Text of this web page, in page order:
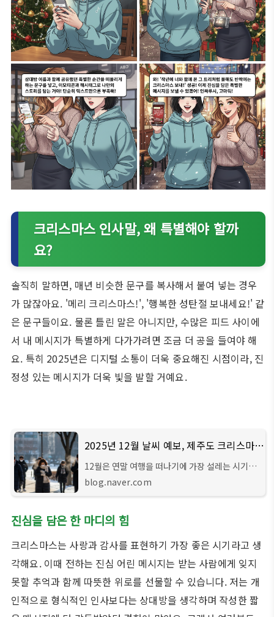
크리스마스 인사말, 왜 특별해야 할까
요?
솔직히 말하면, 매년 비슷한 문구를 복사해서 붙여 넣는 경우
가 많잖아요. '메리 크리스마스!', '행복한 성탄절 보내세요!' 같
은 문구들이요. 물론 틀린 말은 아니지만, 수많은 피드 사이에
서 내 메시지가 특별하게 다가가려면 조금 더 공을 들여야 해
요. 특히 2025년은 디지털 소통이 더욱 중요해진 시점이라, 진
정성 있는 메시지가 더욱 빛을 발할 거예요.
2025년 12월 날씨 예보, 제주도 크리스마스 연말 기온 강수 안내
12월은 연말 여행을 떠나기에 가장 설레는 시기입
니다. 특히 크리스마스 시즌은 가족, 연인, 친구와
함께 ...
blog.naver.com
진심을 담은 한 마디의 힘
크리스마스는 사랑과 감사를 표현하기 가장 좋은 시기라고 생
각해요. 이때 전하는 진심 어린 메시지는 받는 사람에게 잊지
못할 추억과 함께 따뜻한 위로를 선물할 수 있습니다. 저는 개
인적으로 형식적인 인사보다는 상대방을 생각하며 작성한 짧